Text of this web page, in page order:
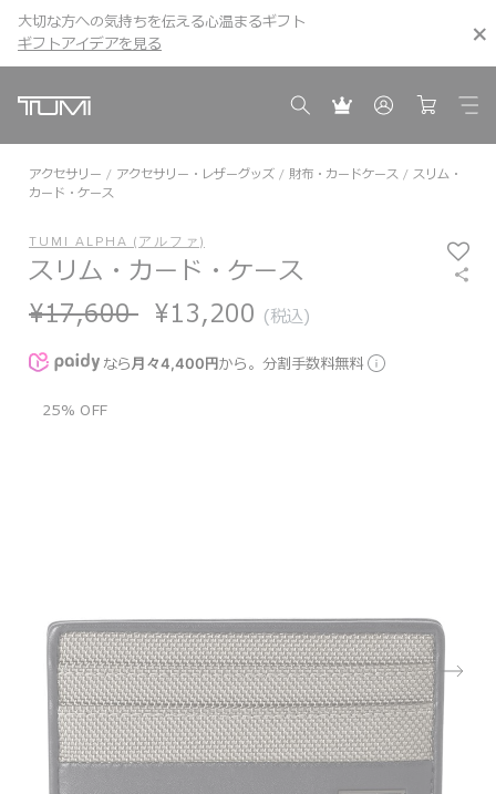
ギフトアイデアを見る こちら
大切な方への気持ちを伝える心温まるギフト
ギフトアイデアを見る
こちら
アクセサリー アクセサリー・レザーグッズ 財布・カードケース
スリム・
カード・ケース
25% OFF
TUMI ALPHA (アルファ)
スリム・カード・ケース
¥17,600 ¥13,200 (税込)
なら月々4,400円から。分割手数料無料